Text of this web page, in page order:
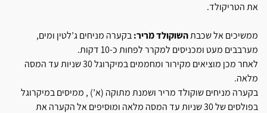
את הטריקולד.
ממשיכים אל שכבתהשוקולד מריר: בקערה מניחים ג’לטין ומים,
מערבבים מעט ומכניסים למקרר לפחות כ-10 דקות.
לאחר מכן מוציאים מקירור ומחממים במיקרוגל 30 שניות עד המסה
מלאה.
בקערה מניחים שוקולד מריר ושמנת מתוקה (א’) , ממיסים במיקרוגל
בפולסים של 30 שניות עד המסה מלאה ומוסיפים אל הקערה את